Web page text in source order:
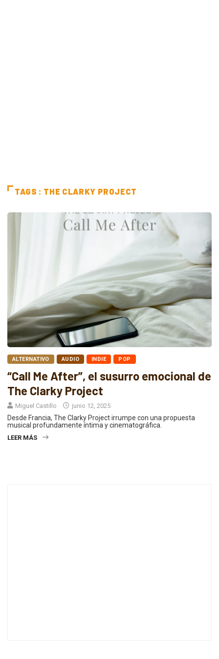
TAGS : THE CLARKY PROJECT
ALTERNATIVO AUDIO INDIE POP
“Call Me After”, el susurro emocional de
The Clarky Project
Miguel Castillo junio 12, 2025
Desde Francia, The Clarky Project irrumpe con una propuesta
musical profundamente íntima y cinematográfica.
LEER MÁS